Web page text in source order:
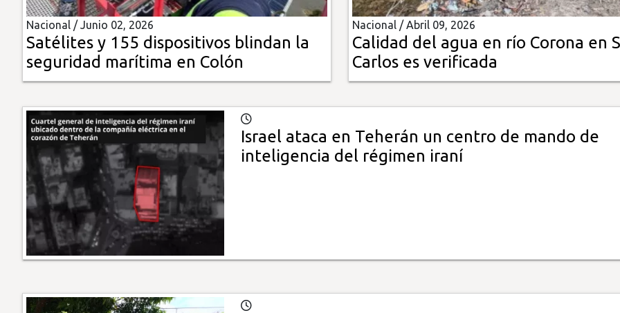
Multimedia
Impreso
Nacional /Junio 02, 2026
Satélites y 155 dispositivos blindan la
seguridad marítima en Colón
Nacional /Abril 09, 2026
Calidad del agua en río Corona en
Carlos es verificada
Israel ataca en Teherán un centro de mando de
inteligencia del régimen iraní